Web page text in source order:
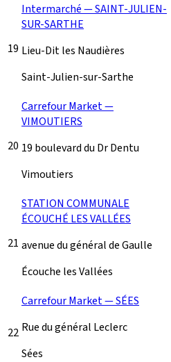
19
Intermarché — SAINT-JULIEN-
SUR-SARTHE
Lieu-Dit les Naudières
Saint-Julien-sur-Sarthe
20
Carrefour Market —
VIMOUTIERS
19 boulevard du Dr Dentu
Vimoutiers
21
STATION COMMUNALE
ÉCOUCHÉ LES VALLÉES
avenue du général de Gaulle
Écouche les Vallées
22
Carrefour Market — SÉES
Rue du général Leclerc
Sées